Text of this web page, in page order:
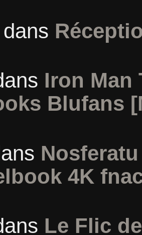
dans
Iron Man
Blufans
4K
Le Flic